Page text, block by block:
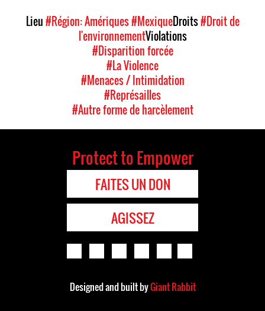
Lieu#Région: Amériques#MexiqueDroits#Droit de
l'environnementViolations
#Disparition forcée
#La Violence
#Menaces / Intimidation
#Représailles
#Autre forme de harcèlement
Protect to Empower
FAITES UN DON
AGISSEZ
Designed and built byGiant Rabbit